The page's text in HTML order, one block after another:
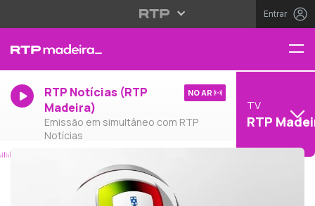
Entrar
RTP Notícias (RTP
Madeira)
Emissão em simultâneo com RTP
Notícias
NO AR
TV
RTP